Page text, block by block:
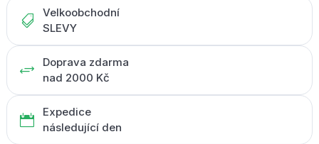

Velkoobchodní
SLEVY
+
Doprava zdarma
nad 2000 Kč

Expedice
následující den